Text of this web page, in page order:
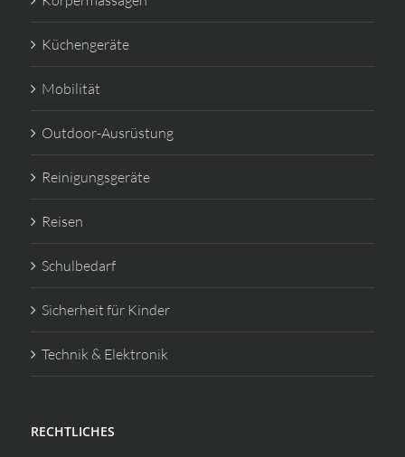
Küchengeräte
Mobilität
Outdoor-Ausrüstung
Reinigungsgeräte
Reisen
Schulbedarf
Sicherheit für Kinder
Technik & Elektronik
RECHTLICHES